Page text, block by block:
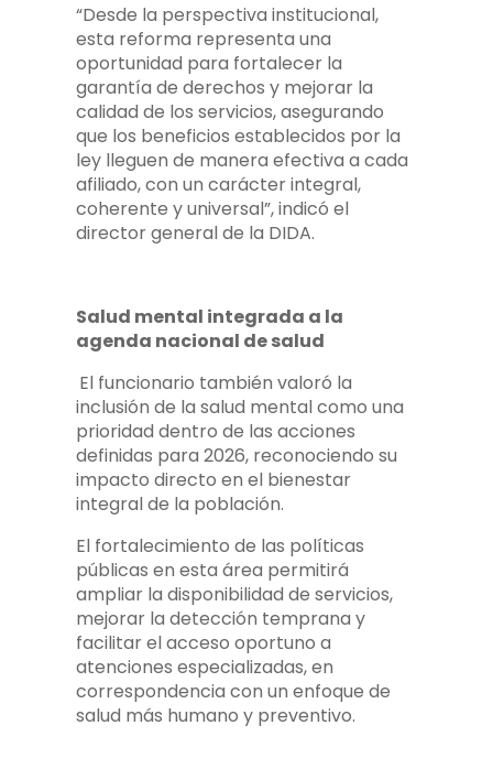
“Desde la perspectiva institucional,
esta reforma representa una
oportunidad para fortalecer la
garantía de derechos y mejorar la
calidad de los servicios, asegurando
que los beneficios establecidos por la
ley lleguen de manera efectiva a cada
afiliado, con un carácter integral,
coherente y universal”, indicó el
director general de la DIDA.
Salud mental integrada a la
agenda nacional de salud
El funcionario también valoró la
inclusión de la salud mental como una
prioridad dentro de las acciones
definidas para 2026, reconociendo su
impacto directo en el bienestar
integral de la población.
El fortalecimiento de las políticas
públicas en esta área permitirá
ampliar la disponibilidad de servicios,
mejorar la detección temprana y
facilitar el acceso oportuno a
atenciones especializadas, en
correspondencia con un enfoque de
salud más humano y preventivo.